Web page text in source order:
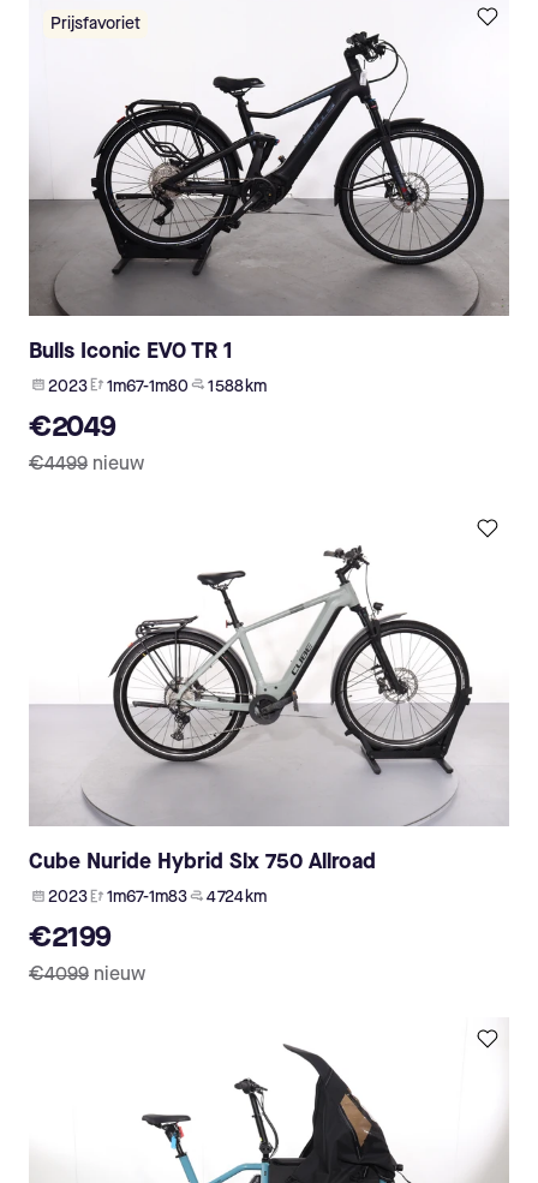
Prijsfavoriet
Bulls Iconic EVO TR 1
2023 1m67-1m80 1 588 km
€2049
€4499 nieuw
Cube Nuride Hybrid Slx 750 Allroad
2023 1m67-1m83 4 724 km
€2199
€4099 nieuw